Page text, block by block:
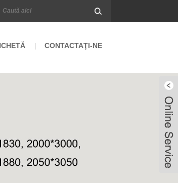
CONTACTAŢI-NE